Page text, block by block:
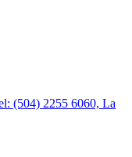
(504) 2255 6060, La